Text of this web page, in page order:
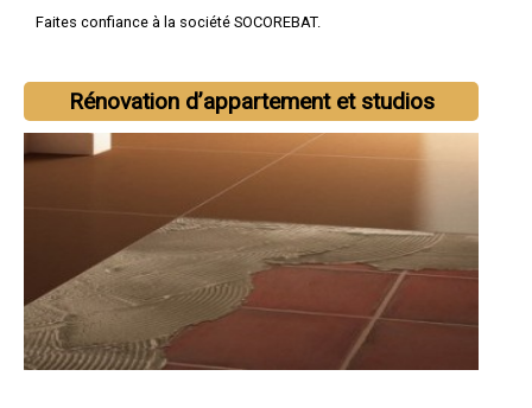
Faites confiance à la société SOCOREBAT.
Rénovation d’appartement et studios